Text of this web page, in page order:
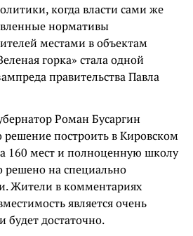
когда власти сами же
нормативы
местами в объектам
горка» стала одной
правительства Павла
Роман Бусаргин
решение построить в Кировском
160 мест и полноценную школу
решено на специально
Жители в комментариях
является очень
будет достаточно.